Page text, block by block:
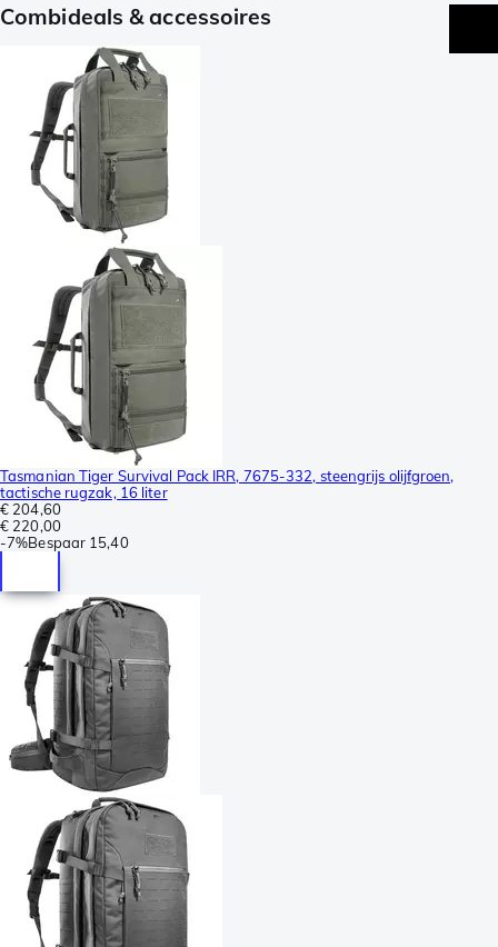
Combideals & accessoires
Tasmanian Tiger Survival Pack IRR, 7675-332, steengrijs olijfgroen,
tactische rugzak, 16 liter
€ 204,60
€ 220,00
-7%Bespaar 15,40